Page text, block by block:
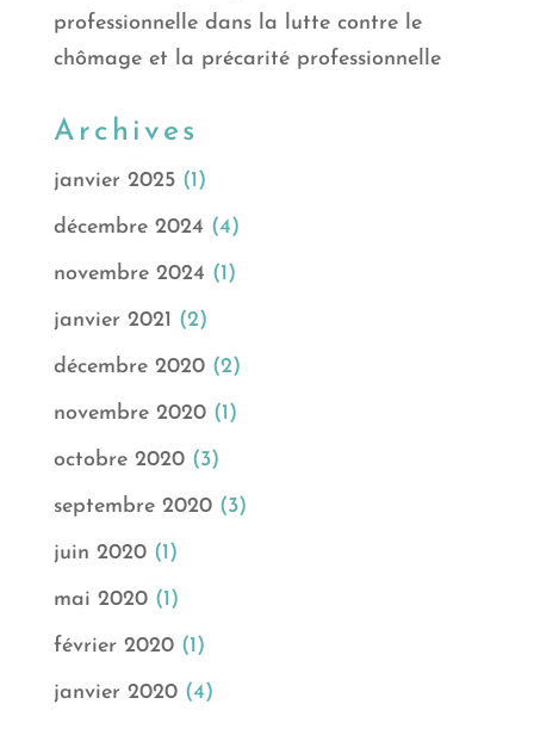
professionnelle dans la lutte contre le
chômage et la précarité professionnelle
Archives
janvier 2025(1)
décembre 2024 (4)
novembre 2024 (1)
janvier 2021 (2)
décembre 2020(2)
novembre 2020(1)
octobre 2020(3)
septembre 2020(3)
juin 2020(1)
mai 2020(1)
février 2020(1)
janvier 2020(4)